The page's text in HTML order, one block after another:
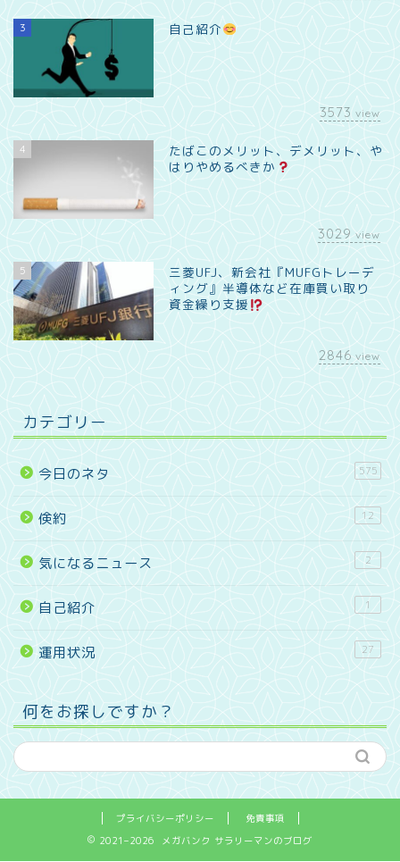
3 自己紹介
3573 view
4
たばこのメリット、デメリット、や
はりやめるべきか
3029 view
5
三菱UFJ、新会社『MUFGトレーデ
ィング』半導体など在庫買い取り
資金繰り支援
2846 view
カテゴリー
今日のネタ 575
倹約 12
気になるニュース 2
自己紹介 1
運用状況 27
何をお探しですか？
プライバシーポリシー
免責事項
2021–2026 メガバンク サラリーマンのブログ